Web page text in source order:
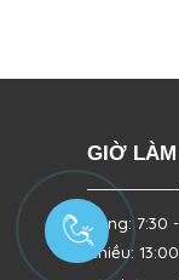
GIỜ
Sáng: 7:30 -
Chiều: